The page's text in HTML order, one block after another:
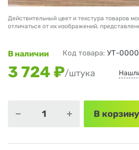
Действительный цвет и текстура товаров
отличаться от их изображений,
В наличии Код товара: УТ-
3 724 ₽/штука
В корзину